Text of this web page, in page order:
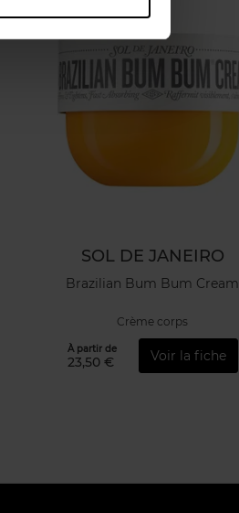
SOL DE JANEIRO
Brazilian Bum Bum Cream
Crème corps
À partir de
23,50 € Voir la fiche